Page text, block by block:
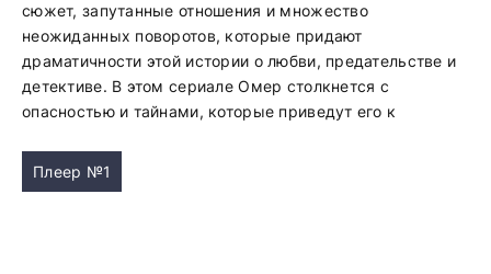
сюжет, запутанные отношения и множество
неожиданных поворотов, которые придают
драматичности этой истории о любви, предательстве и
детективе. В этом сериале Омер столкнется с
опасностью и тайнами, которые приведут его к
Плеер №1